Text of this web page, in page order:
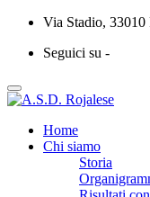
Via Stadio, 33010
Seguici su -
Home
Chi siamo
Storia